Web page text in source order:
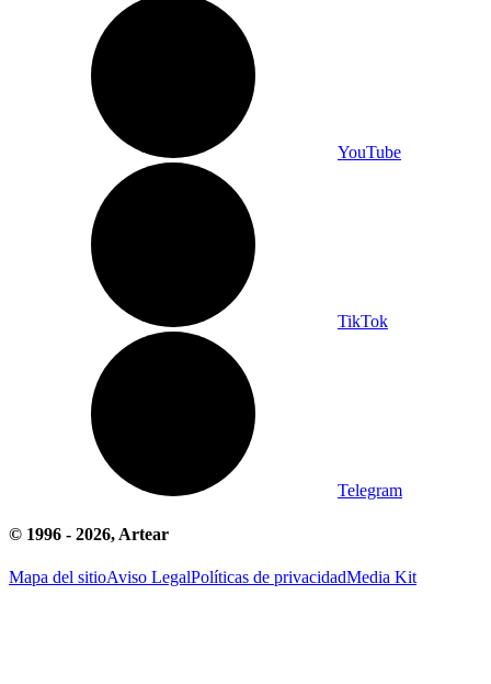
YouTube
TikTok
Telegram
© 1996 - 2026, Artear
Mapa del sitioAviso LegalPolíticas de privacidadMedia Kit